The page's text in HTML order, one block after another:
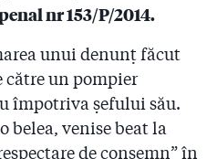
șterge Colectiv din softul
milioane de euro
Raed Arafat. Dar ce s-a
nr 153/P/2014.
unui denunț făcut
către un pompier
împotriva șefului său.
venise beat la
de consemn” în